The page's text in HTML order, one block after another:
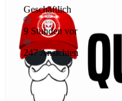
Geschäftlich
9 Stunden vor
247 Ansichten